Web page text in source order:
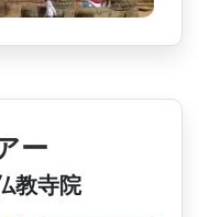
ー
教寺院